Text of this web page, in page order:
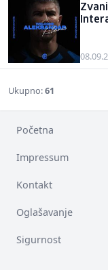
Ukupno:61
Početna
Impressum
Kontakt
Oglašavanje
Sigurnost